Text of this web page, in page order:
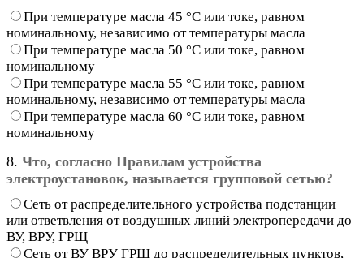
При температуре масла 45 °С или токе, равном
номинальному, независимо от температуры масла
При температуре масла 50 °С или токе, равном
номинальному
При температуре масла 55 °С или токе, равном
номинальному, независимо от температуры масла
При температуре масла 60 °С или токе, равном
номинальному
8. Что, согласно Правилам устройства
электроустановок, называется групповой сетью?
Сеть от распределительного устройства подстанции
или ответвления от воздушных линий электропередачи до
ВУ, ВРУ, ГРЩ
Сеть от ВУ ВРУ ГРЩ до распределительных пунктов,